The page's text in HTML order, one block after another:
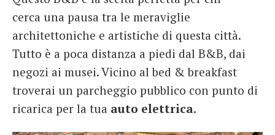
cerca una pausa tra le meraviglie
architettoniche e artistiche di questa città.
Tutto è a poca distanza a piedi dal B&B, dai
negozi ai musei. Vicino al bed & breakfast
troverai un parcheggio pubblico con punto di
ricarica per la tua auto elettrica.